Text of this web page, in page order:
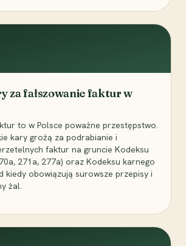
za fałszowanie faktur w
to w Polsce poważne przestępstwo.
kary grożą za podrabianie i
faktur na gruncie Kodeksu
271a, 277a) oraz Kodeksu karnego
kiedy obowiązują surowsze przepisy i
żal.